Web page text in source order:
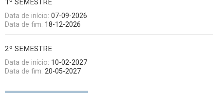
1º SEMESTRE
Data de início: 07-09-2026
Data de fim: 18-12-2026
2º SEMESTRE
Data de início: 10-02-2027
Data de fim: 20-05-2027